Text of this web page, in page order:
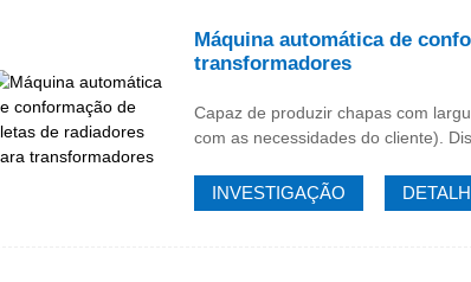
Máquina automática de
transformadores
Capaz de produzir chapas com
com as necessidades do cliente).
INVESTIGAÇÃO